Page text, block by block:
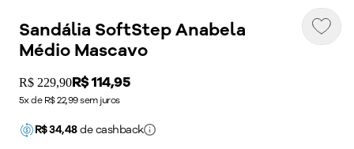
Sandália SoftStep Anabela
Médio Mascavo
Original price:
R$ 229,90Price:
R$ 114,95
5x de R$ 22,99 sem juros
R$34,48de cashback